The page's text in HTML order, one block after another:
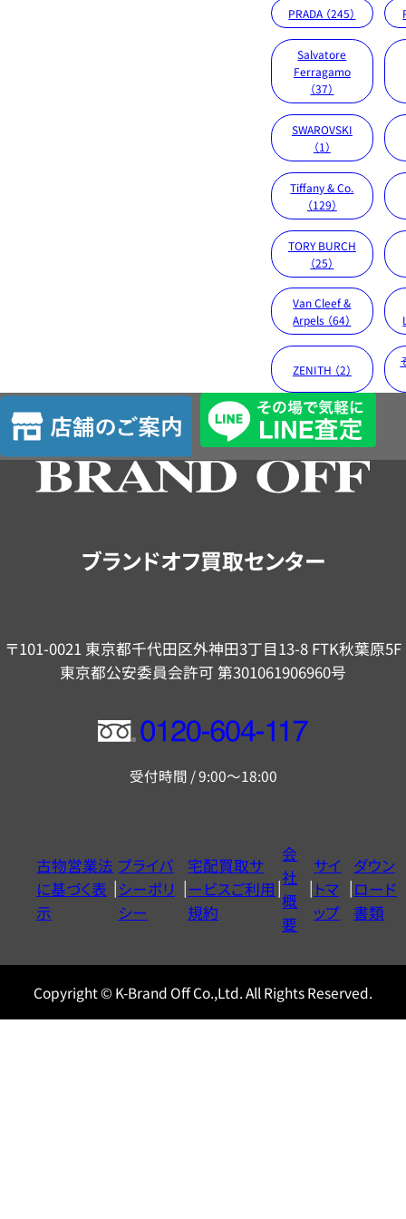
PRADA （245）
Salvatore
Ferragamo
（37）
SWAROVSKI
（1）
Tiffany & Co.
（129）
TORY BURCH
（25）
Van Cleef &
Arpels （64）
ZENITH （2）
店
舗
の
ブランドオフ買取センター
〒101-0021 東京都千代田区外神田3丁目13-8 FTK秋葉原5F
東京都公安委員会許可 第301061906960号
フ
ー
ヤ
ル
0120604117
受付時間 / 9:00～18:00
古物営業法
に基づく表
示
プライバ
シーポリ
シー
宅配買取サ
ービスご利用
規約
会
社
概
要
サイ
トマ
ップ
ダウン
ロード
書類
Copyright © K-Brand Off Co.,Ltd. All Rights Reserved.